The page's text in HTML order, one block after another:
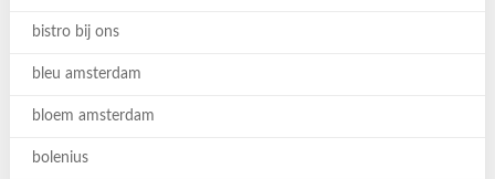
bistro bij ons
bleu amsterdam
bloem amsterdam
bolenius